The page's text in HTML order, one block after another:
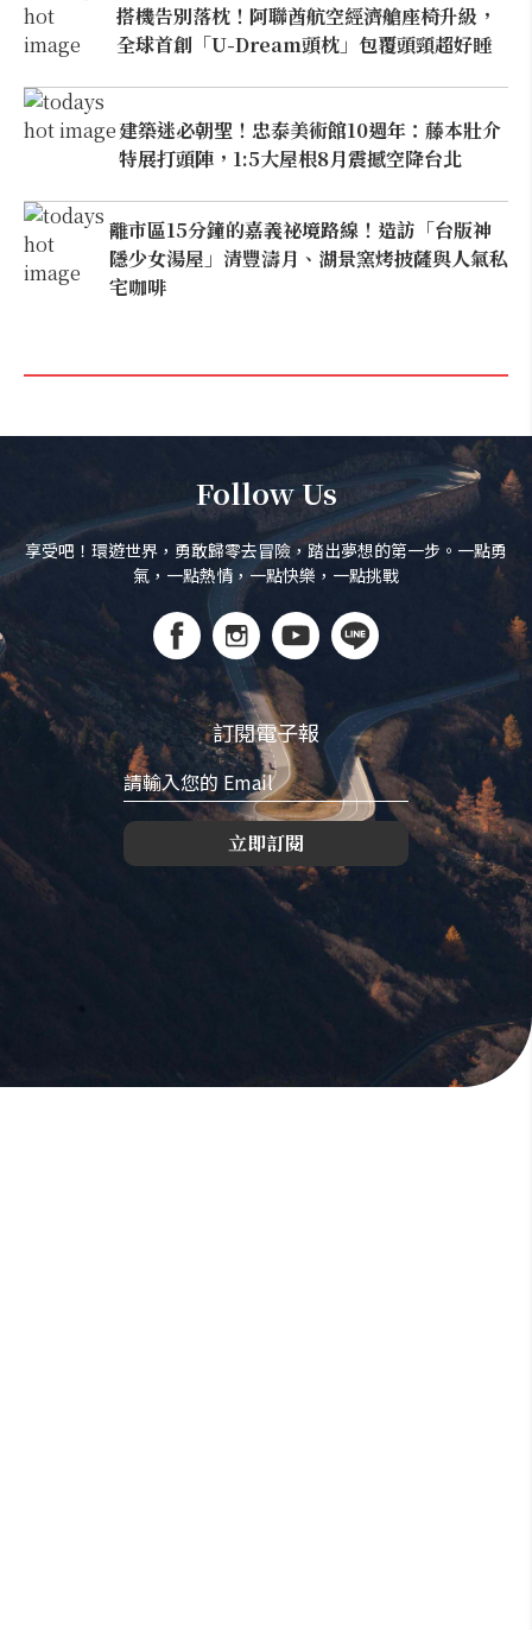
搭機告別落枕！阿聯酋航空經濟艙座椅升級，
全球首創「U-Dream頭枕」包覆頭頸超好睡
建築迷必朝聖！忠泰美術館10週年：藤本壯介
特展打頭陣，1:5大屋根8月震撼空降台北
離市區15分鐘的嘉義祕境路線！造訪「台版神
隱少女湯屋」清豐濤月、湖景窯烤披薩與人氣私
宅咖啡
Follow Us
享受吧！環遊世界，勇敢歸零去冒險，踏出夢想的第一步。一點勇
氣，一點熱情，一點快樂，一點挑戰
訂閱電子報
立即訂閱